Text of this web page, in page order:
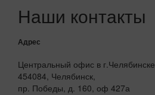
Наши контакты
Адрес
Центральный офис в г.Челябинске
454084, Челябинск,
пр. Победы, д. 160, оф 427а